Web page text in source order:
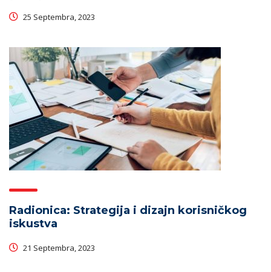
25 Septembra, 2023
Radionica: Strategija i dizajn korisničkog
iskustva
21 Septembra, 2023